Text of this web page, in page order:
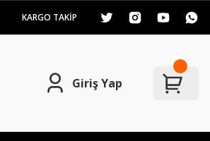
KARGO TAKİP
Giriş Yap